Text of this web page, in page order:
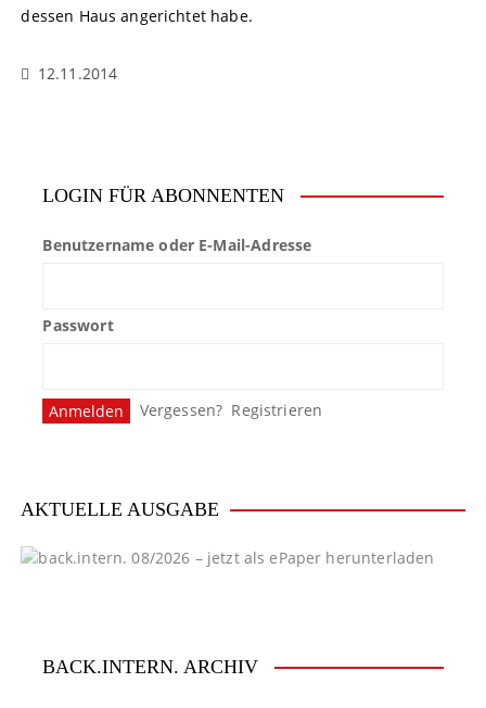
dessen Haus angerichtet habe.
12.11.2014
LOGIN FÜR ABONNENTEN
Benutzername oder E-Mail-Adresse
Passwort
Vergessen? Registrieren
AKTUELLE AUSGABE
BACK.INTERN. ARCHIV